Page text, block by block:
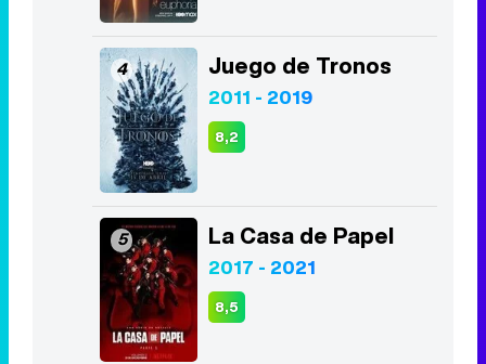
4 Juego de Tronos
2011 - 2019
8,2
5 La Casa de Papel
2017 - 2021
8,5